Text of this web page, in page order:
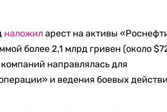
наложил арест на активы
более 2,1 млрд гривен (около
направлялась для
и ведения боевых